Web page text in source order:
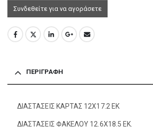
Συνδεθείτε για να αγοράσετε
ΠΕΡΙΓΡΑΦΉ
ΔΙΑΣΤΑΣΕΙΣ ΚΑΡΤΑΣ 12Χ17.2 ΕΚ
ΔΙΑΣΤΑΣΕΙΣ ΦΑΚΕΛΟΥ 12.6Χ18.5 ΕΚ.